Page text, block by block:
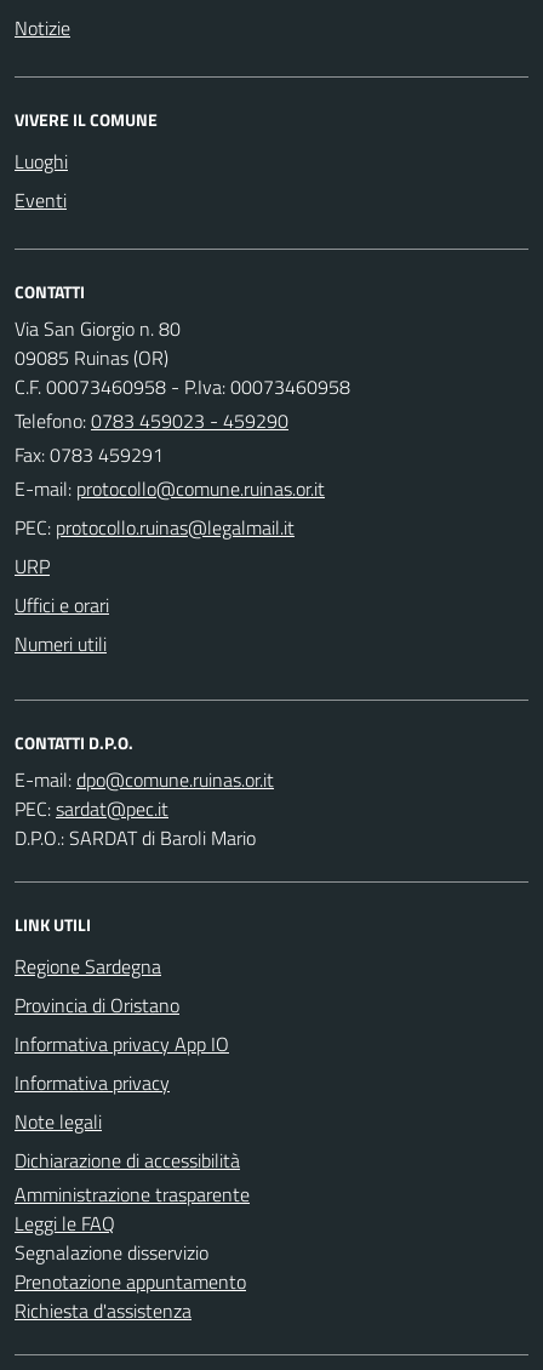
Notizie
VIVERE IL COMUNE
Luoghi
Eventi
CONTATTI
Via San Giorgio n. 80
09085 Ruinas (OR)
C.F. 00073460958 - P.Iva: 00073460958
Telefono:0783 459023 - 459290
Fax: 0783 459291
E-mail:
PEC:
URP
Uffici e orari
Numeri utili
CONTATTI D.P.O.
E-mail:
PEC:
D.P.O.: SARDAT di Baroli Mario
LINK UTILI
Regione Sardegna
Provincia di Oristano
Informativa privacy App IO
Informativa privacy
Note legali
Dichiarazione di accessibilità
Amministrazione trasparente
Leggi le FAQ
Segnalazione disservizio
Prenotazione appuntamento
Richiesta d'assistenza